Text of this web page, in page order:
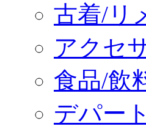
古着/リ
アクセ
食品/飲
デパー